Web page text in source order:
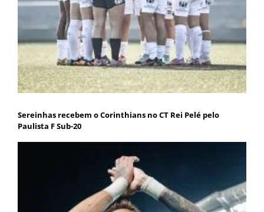
Sereinhas recebem o Corinthians no CT Rei Pelé pelo
Paulista F Sub-20